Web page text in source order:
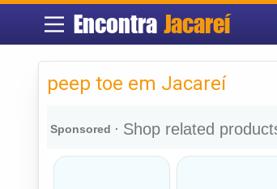
Encontra Jacareí
peep toe em Jacareí